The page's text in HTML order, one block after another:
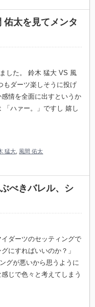
佑太を見てメンタ
した。 鈴木 猛大 VS 風
もダーツ楽しそうに投げ
情を全面に出すというか
「ハァー。」ですし 嬉し
猛大 風間 佑太
べきバレル、シ
ダーツのセッティングで
にすればいいのか？」
グが悪いから思うように
じで色々と考えてしまう